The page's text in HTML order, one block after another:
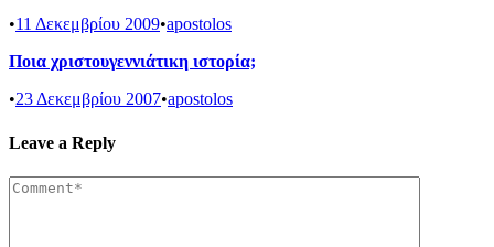
•11 Δεκεμβρίου 2009•apostolos
Ποια χριστουγεννιάτικη ιστορία;
•23 Δεκεμβρίου 2007•apostolos
Leave a Reply